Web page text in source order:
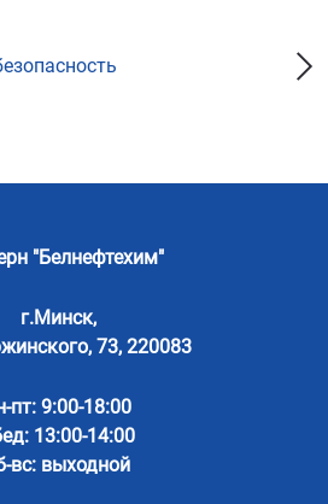
"Белнефтехим"
г.Минск,
73, 220083
пт: 9:00-18:00
13:00-14:00
вс: выходной